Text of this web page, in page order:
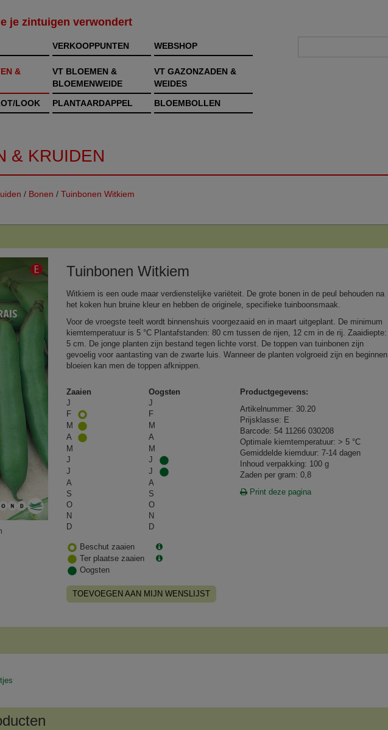
je zintuigen verwondert
VERKOOPPUNTEN WEBSHOP
&
VT BLOEMEN &
BLOEMENWEIDE
VT GAZONZADEN &
WEIDES
LOOK
PLANTAARDAPPEL BLOEMBOLLEN
& KRUIDEN
/ Bonen / Tuinbonen Witkiem
Tuinbonen Witkiem
Witkiem is een oude maar verdienstelijke variëteit. De grote bonen in de peul behouden na
het koken hun bruine kleur en hebben de originele, specifieke tuinboonsmaak.
Voor de vroegste teelt wordt binnenshuis voorgezaaid en in maart uitgeplant. De minimum
kiemtemperatuur is 5 °C Plantafstanden: 80 cm tussen de rijen, 12 cm in de rij. Zaaidiepte:
5 cm. De jonge planten zijn bestand tegen lichte vorst. De toppen van tuinbonen zijn
gevoelig voor aantasting van de zwarte luis. Wanneer de planten volgroeid zijn en beginnen
bloeien kan men de toppen afknippen.
Zaaien
Oogsten
J
J
F
F
M
M
A
A
M
M
J
J
J
J
A
A
S
S
O
O
N
N
D
D
Beschut zaaien
Ter plaatse zaaien
Oogsten
TOEVOEGEN AAN MIJN WENSLIJST
Productgegevens:
Artikelnummer: 30.20
Prijsklasse: E
Barcode: 54 11266 030208
Optimale kiemtemperatuur: > 5 °C
Gemiddelde kiemduur: 7-14 dagen
Inhoud verpakking: 100 g
Zaden per gram: 0,8
Print deze pagina